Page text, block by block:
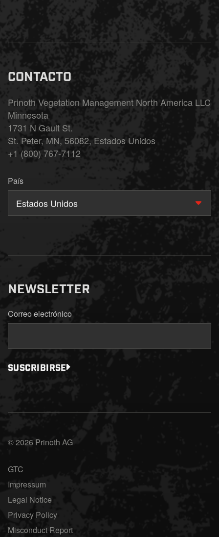
CONTACTO
Prinoth Vegetation Management North America LLC
Minnesota
1731 N Gault St.
St. Peter, MN, 56082, Estados Unidos
+1 (800) 767-7112
País
Estados Unidos
NEWSLETTER
Correo electrónico
SUSCRIBIRSE
© 2026 Prinoth AG
GTC
Impressum
Legal Notice
Privacy Policy
Misconduct Report